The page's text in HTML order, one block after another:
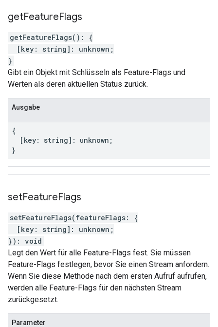
getFeatureFlags
getFeatureFlags( ) :
{
[ key: string] : unknown ;
}
Gibt ein Objekt mit Schlüsseln als Feature-Flags und
Werten als deren aktuellen Status zurück.
Ausgabe
{
[ key: string] : unknown ;
}
setFeatureFlags
setFeatureFlags(featureFlags:
{
[ key: string] : unknown ;
} ) : void
Legt den Wert für alle Feature-Flags fest. Sie müssen
Feature-Flags festlegen, bevor Sie einen Stream anfordern.
Wenn Sie diese Methode nach dem ersten Aufruf aufrufen,
werden alle Feature-Flags für den nächsten Stream
zurückgesetzt.
Parameter